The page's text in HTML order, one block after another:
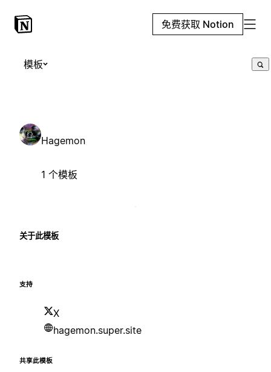
免费获取 Notion
模板
Hagemon
1 个模板
关于此模板
支持
X
hagemon.super.site
共享此模板